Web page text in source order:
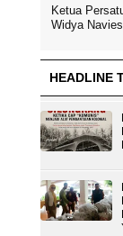
Ketua
Widya
HEADLINE